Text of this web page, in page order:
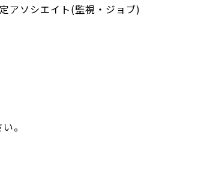
ソシエイト(監視・ジョブ)
。